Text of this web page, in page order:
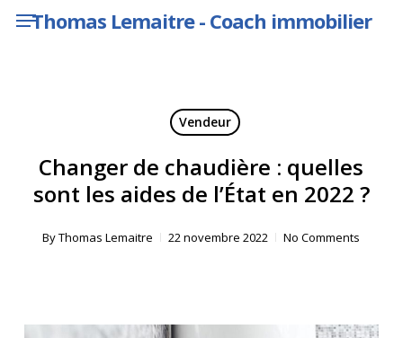
Skip Thomas Lemaitre - Coach immobilier
Menu
Vendeur
Changer de chaudière : quelles
sont les aides de l’État en 2022 ?
ByThomas Lemaitre 22 novembre 2022 No Comments